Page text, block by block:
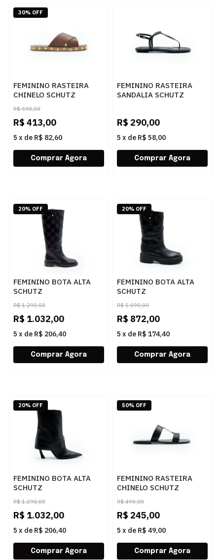
FEMININO RASTEIRA
CHINELO SCHUTZ
S2266100070003 WARM
TOFFEE
R$ 590,00
R$ 413,00
5 x de R$ 82,60
30% OFF
FEMININO RASTEIRA
SANDALIA SCHUTZ
R$ 290,00
5 x de R$ 58,00
FEMININO BOTA ALTA
SCHUTZ
S2233400250001 BLACK
R$ 1.290,00
R$ 1.032,00
5 x de R$ 206,40
20% OFF
FEMININO BOTA ALTA
SCHUTZ
S2233100390001 BLACK
R$ 1.090,00
R$ 872,00
5 x de R$ 174,40
20% OFF
FEMININO BOTA ALTA
SCHUTZ
S2211900290001 BLACK
R$ 1.290,00
R$ 1.032,00
5 x de R$ 206,40
20% OFF
FEMININO RASTEIRA
CHINELO SCHUTZ
S2053300460003 BLACK
R$ 490,00
R$ 245,00
5 x de R$ 49,00
50% OFF